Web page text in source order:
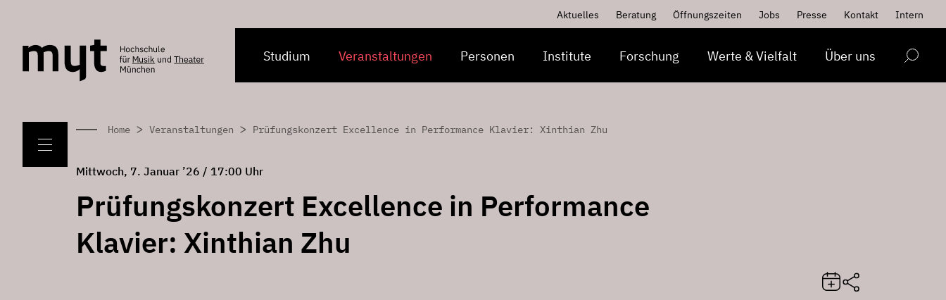
Aktuelles Beratung Öffnungszeiten Jobs Presse Kontakt Intern
Studium Veranstaltungen Personen Institute Forschung Werte & Vielfalt Über uns
Home > Veranstaltungen > Prüfungskonzert Excellence in Performance Klavier: Xinthian Zhu
Mittwoch, 7. Januar ’26 / 17:00 Uhr
Prüfungskonzert Excellence in Performance
Klavier: Xinthian Zhu